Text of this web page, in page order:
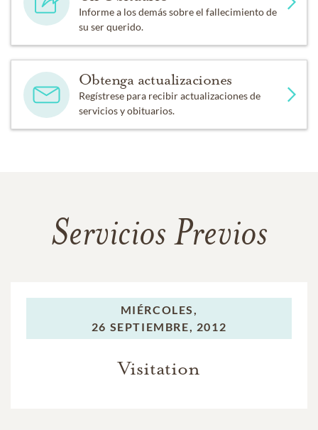
Informe a los demás sobre el fallecimiento de
su ser querido.
Obtenga actualizaciones
Regístrese para recibir actualizaciones de
servicios y obituarios.
Servicios Previos
MIÉRCOLES,
26 SEPTIEMBRE, 2012
Visitation